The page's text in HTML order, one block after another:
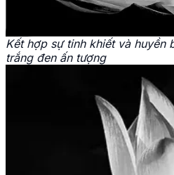
Kết hợp sự tinh khiết và huyền
trắng đen ấn tượng